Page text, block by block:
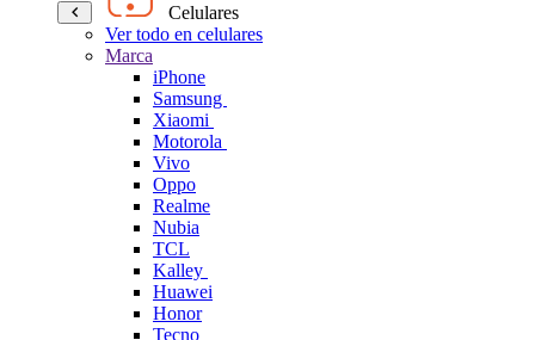
Celulares
Ver todo en celulares
Marca
iPhone
Samsung
Xiaomi
Motorola
Vivo
Oppo
Realme
Nubia
TCL
Kalley
Huawei
Honor
Tecno